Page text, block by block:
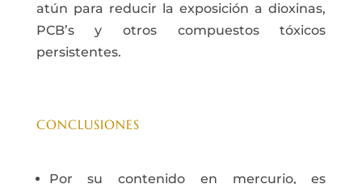
atún para reducir la exposición a dioxinas,
PCB’s y otros compuestos tóxicos
persistentes.
CONCLUSIONES
Por su contenido en mercurio, es